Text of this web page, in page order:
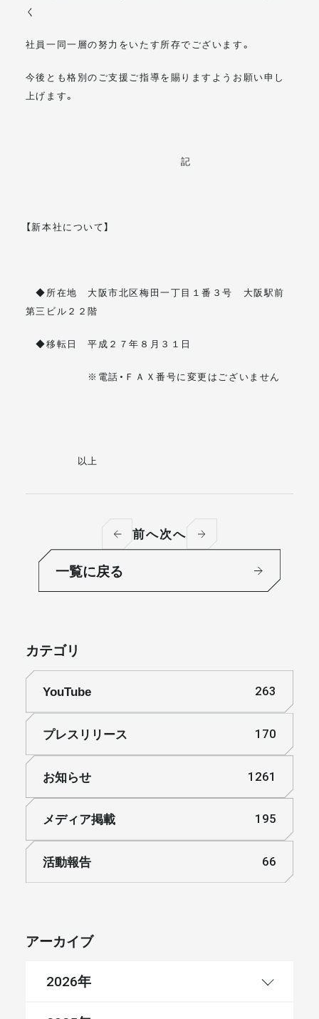
く
社員一同一層の努力をいたす所存でございます。
今後とも格別のご支援ご指導を賜りますようお願い申し
上げます。
記
【新本社について】
◆所在地 大阪市北区梅田一丁目１番３号 大阪駅前
第三ビル２２階
◆移転日 平成２７年８月３１日
※電話・ＦＡＸ番号に変更はございません
以上
前へ次へ
一覧に戻る
カテゴリ
YouTube 263
プレスリリース 170
お知らせ 1261
メディア掲載 195
活動報告 66
アーカイブ
2026年